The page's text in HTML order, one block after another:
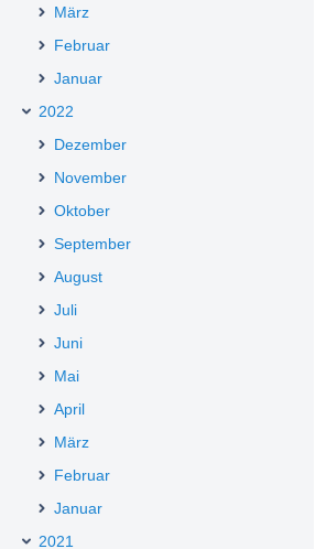
März
Februar
Januar
2022
Dezember
November
Oktober
September
August
Juli
Juni
Mai
April
März
Februar
Januar
2021